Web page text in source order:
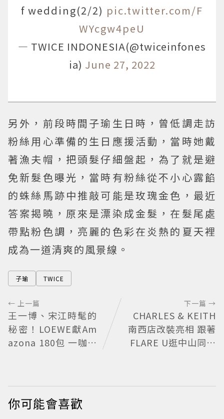
f wedding(2/2) pic.twitter.com/F
WYcgw4peU
— TWICE INDONESIA(@twiceinfones
ia) June 27, 2022
另外，前段時間子瑜生日時，曾低調走訪
粉絲用心準備的生日應援活動，當時她戴
著漁夫帽，把頭髮仔細盤起，為了就是避
免新髮色曝光，當時有粉絲從不小心露餡
的蛛絲馬跡中推敲可能是玫瑰金色，最近
答案揭曉，原來是漂染成金髮，在髮尾處
帶點粉色調，亮麗的色彩在炎熱的夏天裡
成為一道清爽的風景線。
子瑜 TWICE
← 上一篇
王一博、宋江時髦的
秘密！LOEWE獻Am
azona 180包 一咖陪
下一篇 →
CHARLES & KEITH
南西店改裝亮相 跟著
FLARE U逛中山同款
你可能會喜歡